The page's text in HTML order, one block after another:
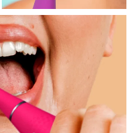
go
hair removal
Prep Gel
removal gel
serum
device
Solution
gel
massager
treatment
.
护发
massager
advanced
Whitening Set
device & 18% PAP gel
预计送达日期8/9/26
预计送达日期 8/8/26
预计送达日期
预计送达日期
预计送达日期 8/8/26